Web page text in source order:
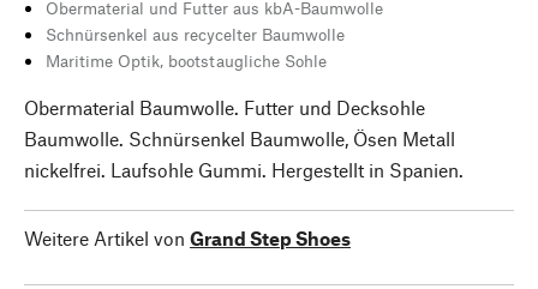
Obermaterial und Futter aus kbA-Baumwolle
Schnürsenkel aus recycelter Baumwolle
Maritime Optik, bootstaugliche Sohle
Obermaterial Baumwolle. Futter und Decksohle
Baumwolle. Schnürsenkel Baumwolle, Ösen Metall
nickelfrei. Laufsohle Gummi. Hergestellt in Spanien.
Weitere Artikel von Grand Step Shoes